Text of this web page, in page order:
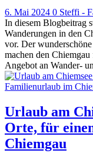
6. Mai 2024 0 Steffi -
In diesem Blogbeitrag
Wanderungen in den
vor. Der
machen den
Angebot an Wander-
Urlaub am
Orte, für
Chiemgau